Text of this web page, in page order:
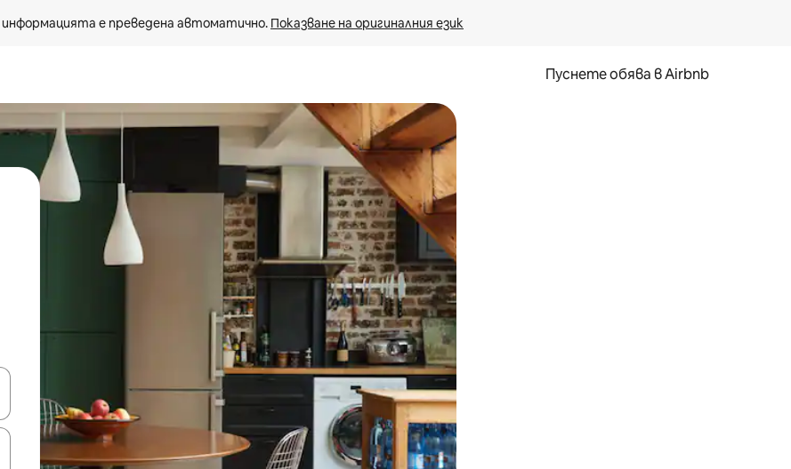
е преведена автоматично. Показване на оригиналния език
Пуснете обява в Airbnb
със стрелки нагоре и надолу или навигирайте с докосване или плъзгане.